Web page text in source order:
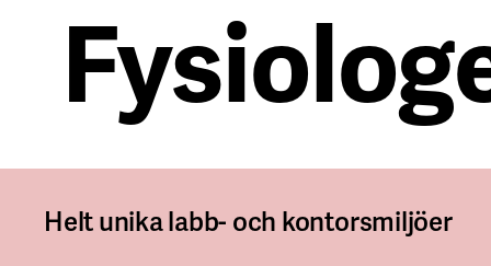
Helt unika labb- och kontorsmiljöer